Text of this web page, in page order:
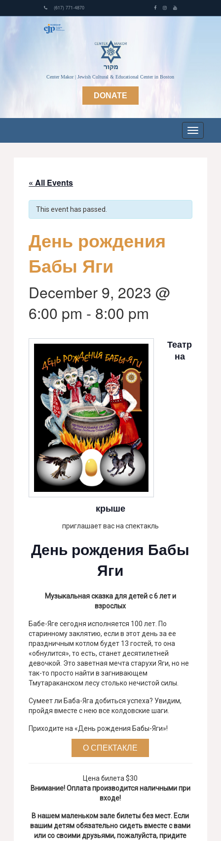
(617) 771-4870
Center Makor | Jewish Cultural & Educational Center in Boston
DONATE
« All Events
This event has passed.
День рождения
Бабы Яги
December 9, 2023 @
6:00 pm - 8:00 pm
Театр
на
крыше
приглашает вас на спектакль
День рождения Бабы
Яги
Музыкальная сказка для детей с 6 лет и
взрослых
Бабе-Яге сегодня исполняется 100 лет. По
старинному заклятию, если в этот день за ее
праздничным котлом будет 13 гостей, то она
«обнулится», то есть, станет десятилетней
девочкой. Это заветная мечта старухи Яги, но не
так-то просто найти в загнивающем
Тмутараканском лесу столько нечистой силы.
Сумеет ли Баба-Яга добиться успеха? Увидим,
пройдя вместе с нею все колдовские шаги.
Приходите на «День рождения Бабы-Яги»!
О СПЕКТАКЛЕ
Цена билета $30
Внимание! Оплата производится наличными при
входе!
В нашем маленьком зале билеты без мест. Если
вашим детям обязательно сидеть вместе с вами
или со своими друзьями, пожалуйста, придите